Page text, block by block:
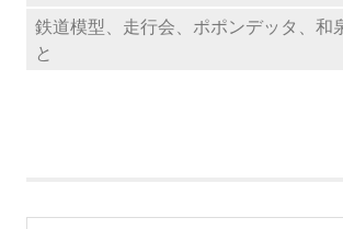
鉄道模型、走行会、ポポンデッタ、和
と